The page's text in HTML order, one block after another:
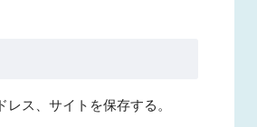
ス、サイトを保存する。